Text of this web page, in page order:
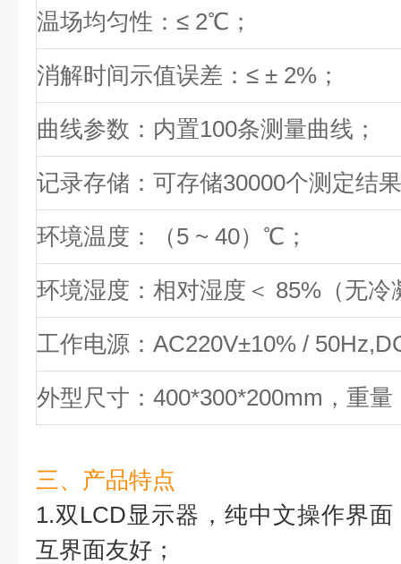
温场均匀性：≤ 2℃；
消解时间示值误差：≤ ± 2%；
曲线参数：内置100条测量曲线；
记录存储：可存储30000个测定结
环境温度：（5 ~ 40）℃；
环境湿度：相对湿度＜ 85%（无冷
工作电源：AC220V±10% /
外型尺寸：400*300*200mm，重量
三、产品特点
1.双LCD显示器，纯中文操作界
互界面友好；